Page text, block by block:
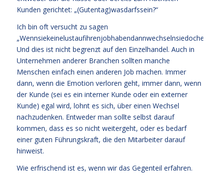
Kunden gerichtet: „(Gutentag)wasdarfssein?“
Ich bin oft versucht zu sagen
Und dies ist nicht begrenzt auf den Einzelhandel. Auch in
Unternehmen anderer Branchen sollten manche
Menschen einfach einen anderen Job machen. Immer
dann, wenn die Emotion verloren geht, immer dann, wenn
der Kunde (sei es ein interner Kunde oder ein externer
Kunde) egal wird, lohnt es sich, über einen Wechsel
nachzudenken. Entweder man sollte selbst darauf
kommen, dass es so nicht weitergeht, oder es bedarf
einer guten Führungskraft, die den Mitarbeiter darauf
hinweist.
Wie erfrischend ist es, wenn wir das Gegenteil erfahren.